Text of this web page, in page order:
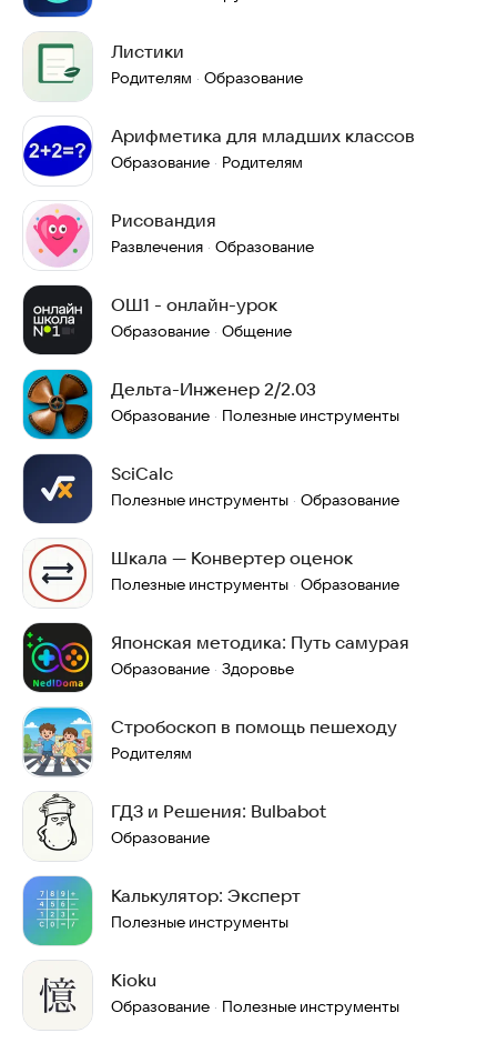
Листики
Родителям · Образование
Арифметика для младших классов
Образование · Родителям
Рисовандия
Развлечения · Образование
ОШ1 - онлайн-урок
Образование · Общение
Дельта-Инженер 2/2.03
Образование · Полезные инструменты
SciCalc
Полезные инструменты · Образование
Шкала — Конвертер оценок
Полезные инструменты · Образование
Японская методика: Путь самурая
Образование · Здоровье
Стробоскоп в помощь пешеходу
Родителям
ГДЗ и Решения: Bulbabot
Образование
Калькулятор: Эксперт
Полезные инструменты
Kioku
Образование · Полезные инструменты